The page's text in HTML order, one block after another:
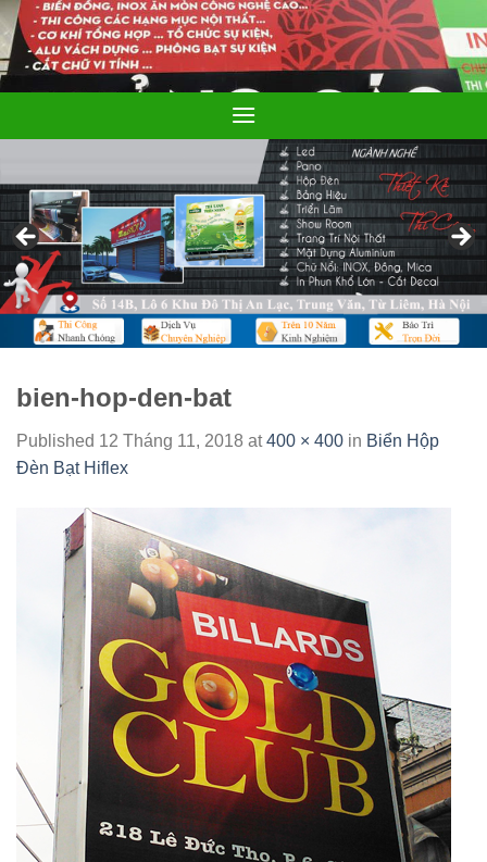
Skip
to
content
bien-hop-den-bat
Published 12 Tháng 11, 2018 at400 × 400 in Biển Hộp
Đèn Bạt Hiflex